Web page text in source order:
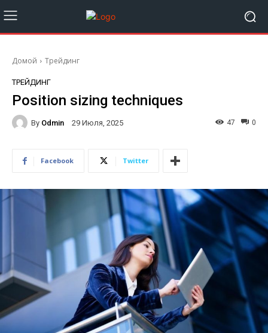
Домой Трейдинг
ТРЕЙДИНГ
Position sizing techniques
By Odmin 29 Июля, 2025 0
47
Facebook Twitter